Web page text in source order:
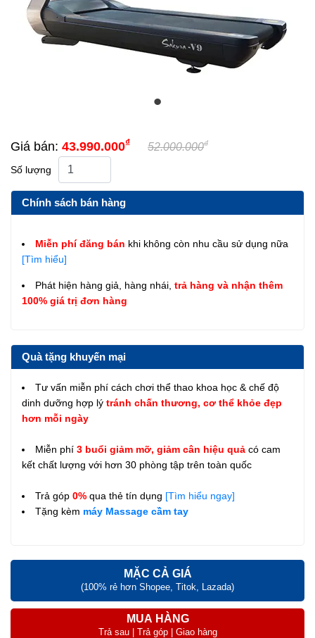
Giá bán: 43.990.000₫ 52.000.000₫
Số lượng
Chính sách bán hàng
Miễn phí đăng bán khi không còn nhu cầu sử dụng nữa
[Tìm hiểu]
Phát hiện hàng giả, hàng nhái, trả hàng và nhận thêm
100% giá trị đơn hàng
Quà tặng khuyến mại
Tư vấn miễn phí cách chơi thể thao khoa học & chế độ
dinh dưỡng hợp lý tránh chấn thương, cơ thể khỏe đẹp
hơn mỗi ngày
Miễn phí 3 buổi giảm mỡ, giảm cân hiệu quả có cam
kết chất lượng với hơn 30 phòng tập trên toàn quốc
Trả góp 0% qua thẻ tín dụng [Tìm hiểu ngay]
Tặng kèm máy Massage cầm tay
MẶC CẢ GIÁ
(100% rẻ hơn Shopee, Titok, Lazada)
MUA HÀNG
Trả sau | Trả góp | Giao hàng